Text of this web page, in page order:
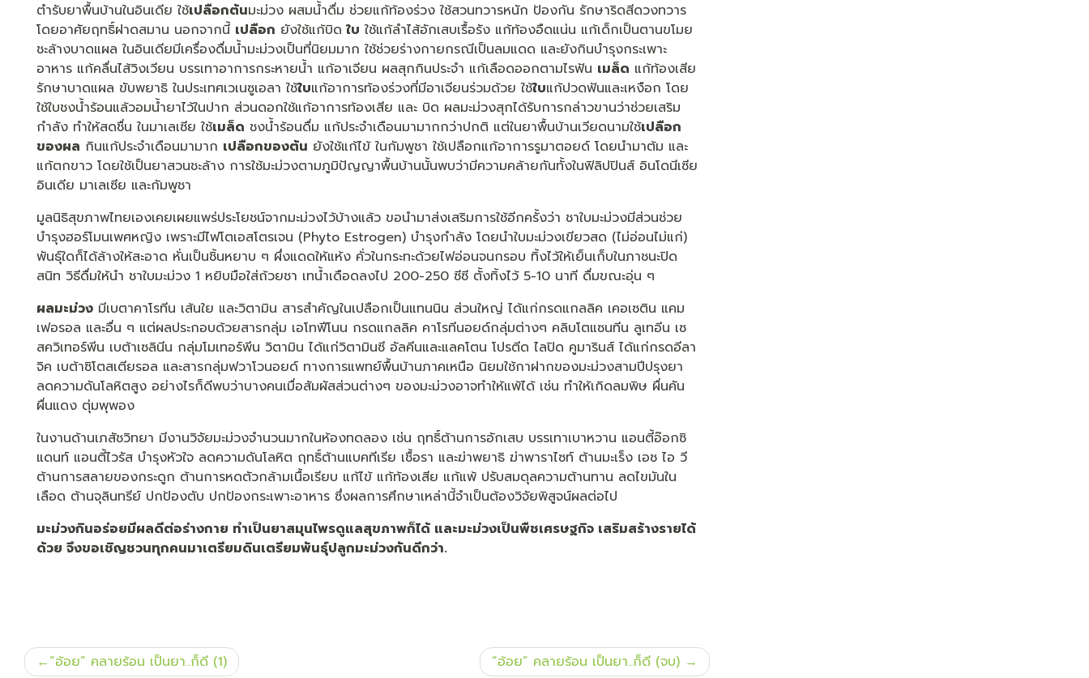
ตำรับยาพื้นบ้านในอินเดีย ใช้เปลือกต้นมะม่วง ผสมน้ำดื่ม ช่วยแก้ท้องร่วง ใช้สวนทวารหนัก ป้องกัน รักษาริดสีดวงทวาร
โดยอาศัยฤทธิ์ฝาดสมาน นอกจากนี้ เปลือก ยังใช้แก้บิด ใบ ใช้แก้ลำไส้อักเสบเรื้อรัง แก้ท้องอืดแน่น แก้เด็กเป็นตานขโมย
ชะล้างบาดแผล ในอินเดียมีเครื่องดื่มน้ำมะม่วงเป็นที่นิยมมาก ใช้ช่วยร่างกายกรณีเป็นลมแดด และยังกินบำรุงกระเพาะ
อาหาร แก้คลื่นไส้วิงเวียน บรรเทาอาการกระหายน้ำ แก้อาเจียน ผลสุกกินประจำ แก้เลือดออกตามไรฟัน เมล็ด แก้ท้องเสีย
รักษาบาดแผล ขับพยาธิ ในประเทศเวเนซูเอลา ใช้ใบแก้อาการท้องร่วงที่มีอาเจียนร่วมด้วย ใช้ใบแก้ปวดฟันและเหงือก โดย
ใช้ใบชงน้ำร้อนแล้วอมน้ำยาไว้ในปาก ส่วนดอกใช้แก้อาการท้องเสีย และ บิด ผลมะม่วงสุกได้รับการกล่าวขานว่าช่วยเสริม
กำลัง ทำให้สดชื่น ในมาเลเซีย ใช้เมล็ด ชงน้ำร้อนดื่ม แก้ประจำเดือนมามากกว่าปกติ แต่ในยาพื้นบ้านเวียดนามใช้เปลือก
ของผล กินแก้ประจำเดือนมามาก เปลือกของต้น ยังใช้แก้ไข้ ในกัมพูชา ใช้เปลือกแก้อาการรูมาตอยด์ โดยนำมาต้ม และ
แก้ตกขาว โดยใช้เป็นยาสวนชะล้าง การใช้มะม่วงตามภูมิปัญญาพื้นบ้านนั้นพบว่ามีความคล้ายกันทั้งในฟิลิปปินส์ อินโดนีเซีย
อินเดีย มาเลเซีย และกัมพูชา
มูลนิธิสุขภาพไทยเองเคยเผยแพร่ประโยชน์จากมะม่วงไว้บ้างแล้ว ขอนำมาส่งเสริมการใช้อีกครั้งว่า ชาใบมะม่วงมีส่วนช่วย
บำรุงฮอร์โมนเพศหญิง เพราะมีไฟโตเอสโตรเจน (Phyto Estrogen) บำรุงกำลัง โดยนำใบมะม่วงเขียวสด (ไม่อ่อนไม่แก่)
พันธุ์ใดก็ได้ล้างให้สะอาด หั่นเป็นชิ้นหยาบ ๆ ผึ่งแดดให้แห้ง คั่วในกระทะด้วยไฟอ่อนจนกรอบ ทิ้งไว้ให้เย็นเก็บในภาชนะปิด
สนิท วิธีดื่มให้นำ ชาใบมะม่วง 1 หยิบมือใส่ถ้วยชา เทน้ำเดือดลงไป 200-250 ซีซี ตั้งทิ้งไว้ 5-10 นาที ดื่มขณะอุ่น ๆ
ผลมะม่วง มีเบตาคาโรทีน เส้นใย และวิตามิน สารสำคัญในเปลือกเป็นแทนนิน ส่วนใหญ่ ได้แก่กรดแกลลิค เคอเซติน แคม
เฟอรอล และอื่น ๆ แต่ผลประกอบด้วยสารกลุ่ม เอโทฟีโนน กรดแกลลิค คาโรทีนอยด์กลุ่มต่างๆ คลิบโตแซนทีน ลูเทอีน เซ
สควิเทอร์พีน เบต้าเซลินีน กลุ่มโมเทอร์พีน วิตามิน ได้แก่วิตามินซี อัลคีนและแลคโตน โปรตีด ไลปิด คูมารินส์ ได้แก่กรดอีลา
จิค เบต้าซิโตสเตียรอล และสารกลุ่มฟวาโวนอยด์ ทางการแพทย์พื้นบ้านภาคเหนือ นิยมใช้กาฝากของมะม่วงสามปีปรุงยา
ลดความดันโลหิตสูง อย่างไรก็ดีพบว่าบางคนเมื่อสัมผัสส่วนต่างๆ ของมะม่วงอาจทำให้แพ้ได้ เช่น ทำให้เกิดลมพิษ ผื่นคัน
ผื่นแดง ตุ่มพุพอง
ในงานด้านเภสัชวิทยา มีงานวิจัยมะม่วงจำนวนมากในห้องทดลอง เช่น ฤทธิ์ต้านการอักเสบ บรรเทาเบาหวาน แอนตี้อ๊อกซิ
แดนท์ แอนตี้ไวรัส บำรุงหัวใจ ลดความดันโลหิต ฤทธิ์ต้านแบคทีเรีย เชื้อรา และฆ่าพยาธิ ฆ่าพาราไซท์ ต้านมะเร็ง เอช ไอ วี
ต้านการสลายของกระดูก ต้านการหดตัวกล้ามเนื้อเรียบ แก้ไข้ แก้ท้องเสีย แก้แพ้ ปรับสมดุลความต้านทาน ลดไขมันใน
เลือด ต้านจุลินทรีย์ ปกป้องตับ ปกป้องกระเพาะอาหาร ซึ่งผลการศึกษาเหล่านี้จำเป็นต้องวิจัยพิสูจน์ผลต่อไป
มะม่วงกินอร่อยมีผลดีต่อร่างกาย ทำเป็นยาสมุนไพรดูแลสุขภาพก็ได้ และมะม่วงเป็นพืชเศรษฐกิจ เสริมสร้างรายได้
ด้วย จึงขอเชิญชวนทุกคนมาเตรียมดินเตรียมพันธุ์ปลูกมะม่วงกันดีกว่า.
แนะแนว
“อ้อย” คลายร้อน เป็นยา..ก็ดี (1) “อ้อย” คลายร้อน เป็นยา..ก็ดี (จบ)